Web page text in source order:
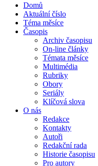
Domů
Aktuální číslo
Téma měsíce
Časopis
Archiv časopisu
On-line články
Témata měsíce
Multimédia
Rubriky
Obory
Seriály
Klíčová slova
O nás
Redakce
Kontakty
Autoři
Redakční rada
Historie časopisu
Pro autory